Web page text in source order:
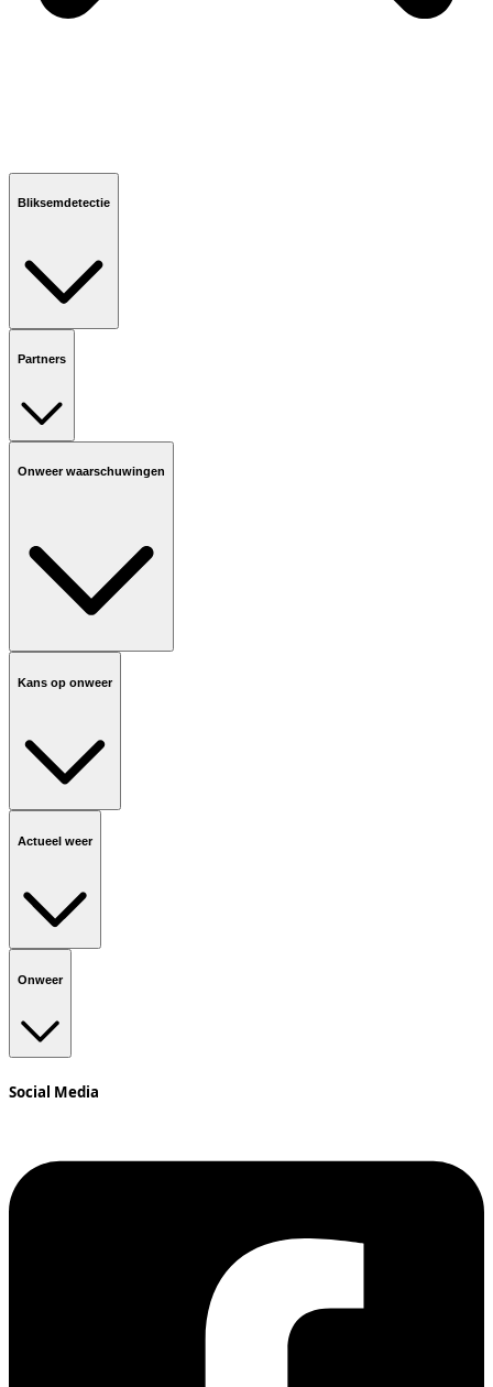
Bliksemdetectie
Partners
Onweer waarschuwingen
Kans op onweer
Actueel weer
Onweer
Social Media